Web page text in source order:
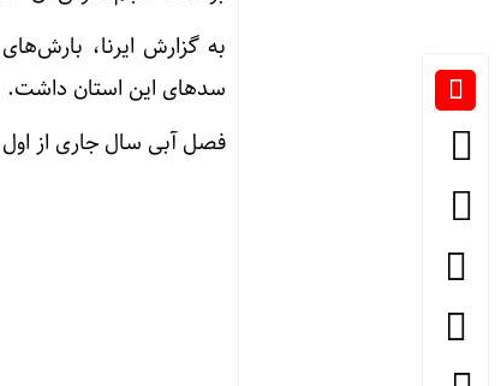
به گزارش ایرنا،
سدهای این استان داشت.
فصل آبی سال جاری از اول